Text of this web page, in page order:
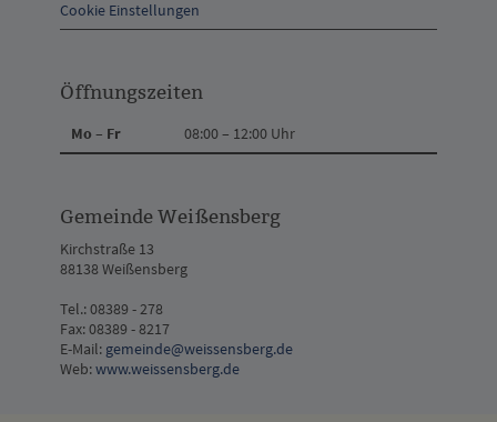
Cookie Einstellungen
Öffnungszeiten
Mo – Fr 08:00 – 12:00 Uhr
Gemeinde Weißensberg
Kirchstraße 13
88138 Weißensberg
Tel.: 08389 - 278
Fax: 08389 - 8217
E-Mail: gemeinde@weissensberg.de
Web:www.weissensberg.de